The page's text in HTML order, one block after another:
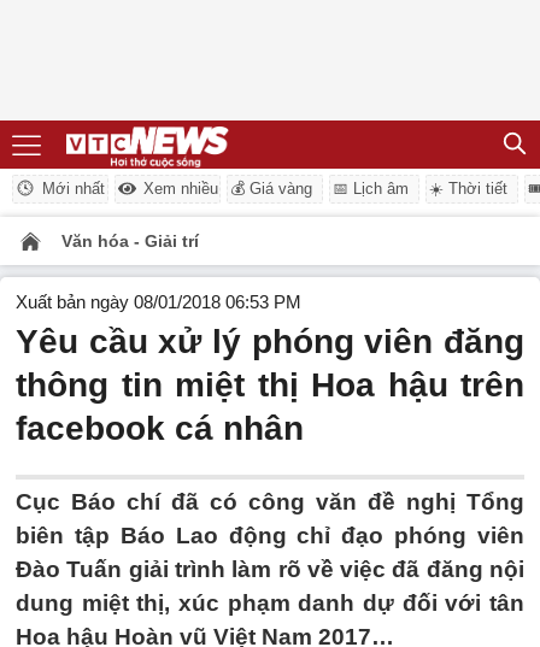
Mới nhất Xem nhiều 💰 Giá vàng 📅 Lịch âm ☀️ Thời tiết
Văn hóa - Giải trí
Xuất bản ngày 08/01/2018 06:53 PM
Yêu cầu xử lý phóng viên đăng
thông tin miệt thị Hoa hậu trên
facebook cá nhân
Cục Báo chí đã có công văn đề nghị Tổng
biên tập Báo Lao động chỉ đạo phóng viên
Đào Tuấn giải trình làm rõ về việc đã đăng nội
dung miệt thị, xúc phạm danh dự đối với tân
Hoa hậu Hoàn vũ Việt Nam 2017…